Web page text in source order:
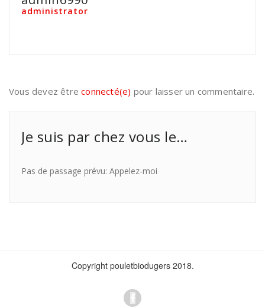
administrator
Vous devez êtreconnecté(e) pour laisser un commentaire.
Je suis par chez vous le…
Pas de passage prévu: Appelez-moi
Copyright pouletbiodugers 2018.